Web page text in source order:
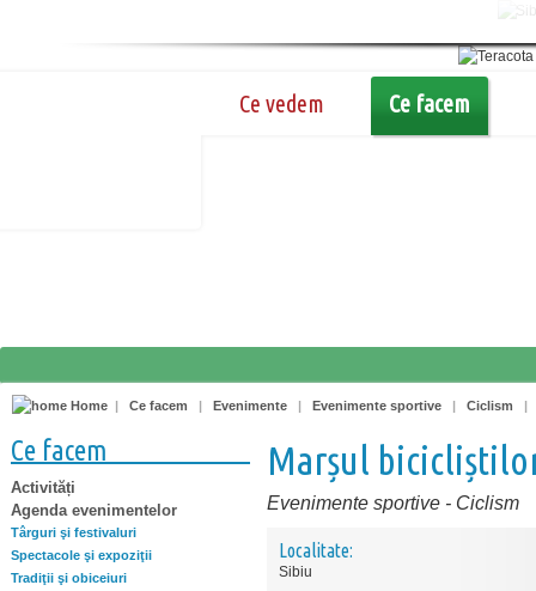
Ce vedem Ce facem
Home | Ce facem | Evenimente | Evenimente sportive | Ciclism
Ce facem
Activități
Agenda evenimentelor
Târguri şi festivaluri
Spectacole şi expoziţii
Tradiţii şi obiceiuri
Marșul
Evenimente sportive - Ciclism
Localitate:
Sibiu